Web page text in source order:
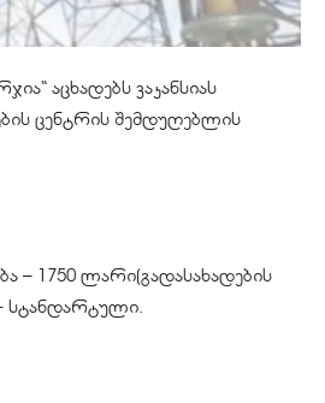
აცხადებს ვაკანსიას
ცენტრის შემდუღებლის
– 1750 ლარი(გადასახადების
სტანდარტული.